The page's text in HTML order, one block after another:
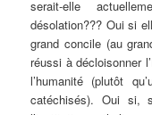
serait-elle
désolation??? Oui si
grand concile (au
réussi à décloisonner
l’humanité (plutôt
catéchisés). Oui si,